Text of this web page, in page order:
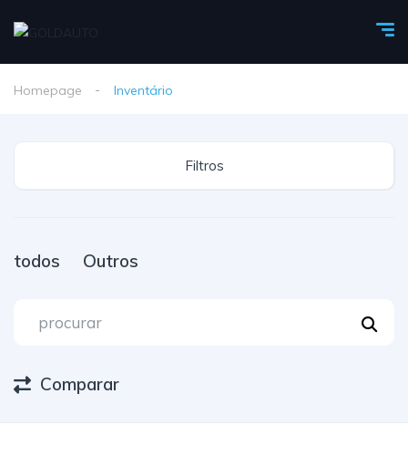
Homepage Inventário
Filtros
todos Outros
Comparar